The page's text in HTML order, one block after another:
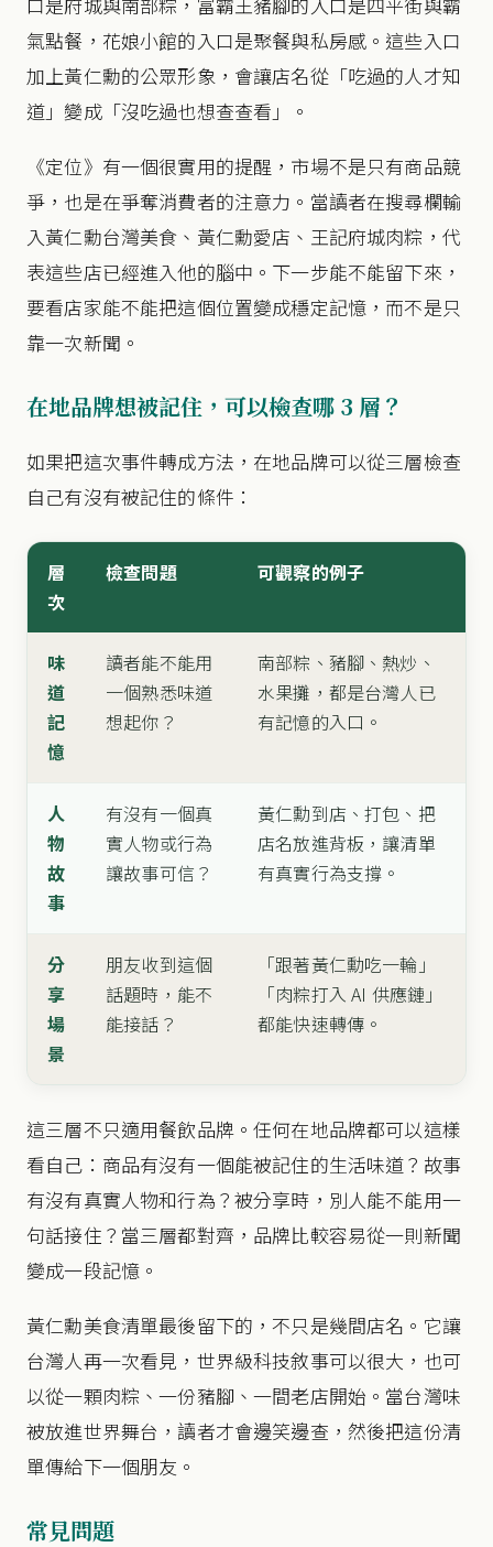
氣點餐，花娘小館的入口是聚餐與私房感。這些入口
加上黃仁勳的公眾形象，會讓店名從「吃過的人才知
道」變成「沒吃過也想查查看」。
《定位》有一個很實用的提醒，市場不是只有商品競
爭，也是在爭奪消費者的注意力。當讀者在搜尋欄輸
入黃仁勳台灣美食、黃仁勳愛店、王記府城肉粽，代
表這些店已經進入他的腦中。下一步能不能留下來，
要看店家能不能把這個位置變成穩定記憶，而不是只
靠一次新聞。
在地品牌想被記住，可以檢查哪 3 層？
如果把這次事件轉成方法，在地品牌可以從三層檢查
自己有沒有被記住的條件：
層
次
檢查問題 可觀察的例子
味
道
記
憶
讀者能不能用
一個熟悉味道
想起你？
南部粽、豬腳、熱炒、
水果攤，都是台灣人已
有記憶的入口。
人
物
故
事
有沒有一個真
實人物或行為
讓故事可信？
黃仁勳到店、打包、把
店名放進背板，讓清單
有真實行為支撐。
分
享
場
景
朋友收到這個
話題時，能不
能接話？
「跟著黃仁勳吃一輪」
「肉粽打入 AI 供應鏈」
都能快速轉傳。
這三層不只適用餐飲品牌。任何在地品牌都可以這樣
看自己：商品有沒有一個能被記住的生活味道？故事
有沒有真實人物和行為？被分享時，別人能不能用一
句話接住？當三層都對齊，品牌比較容易從一則新聞
變成一段記憶。
黃仁勳美食清單最後留下的，不只是幾間店名。它讓
台灣人再一次看見，世界級科技敘事可以很大，也可
以從一顆肉粽、一份豬腳、一間老店開始。當台灣味
被放進世界舞台，讀者才會邊笑邊查，然後把這份清
單傳給下一個朋友。
常見問題